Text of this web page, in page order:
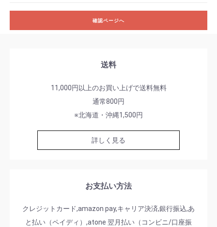
確認ページへ
送料
11,000円以上のお買い上げで送料無料
通常800円
※北海道・沖縄1,500円
詳しく見る
お支払い方法
クレジットカード,amazon pay,キャリア決済,銀行振込,あ
と払い（ペイディ）,atone 翌月払い（コンビニ/口座振